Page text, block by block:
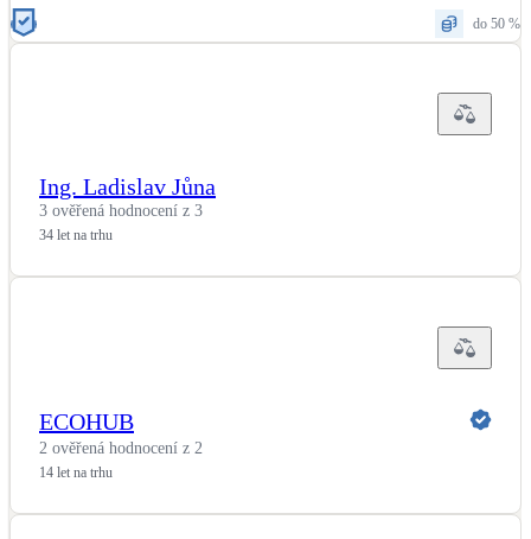
do 50 %
Ing. Ladislav Jůna
3 ověřená hodnocení z 3
34 let na trhu
ECOHUB
2 ověřená hodnocení z 2
14 let na trhu